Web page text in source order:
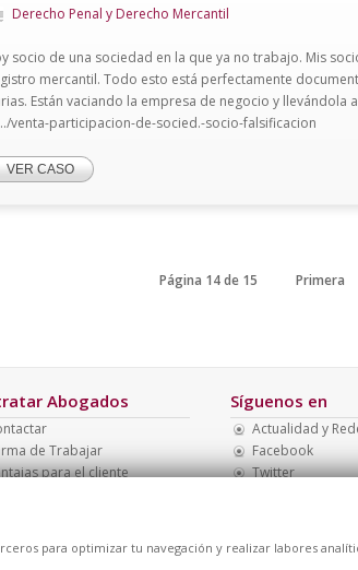
Derecho Penal y Derecho Mercantil
socio de una sociedad en la que ya no trabajo. Mis
mercantil. Todo esto está perfectamente
Están vaciando la empresa de negocio y llevándola
venta-participacion-de-socied.-socio-falsificacion
VER CASO
Página 14 de 15 Primera
Abogados
de Trabajar
para el cliente
Síguenos en
Actualidad y
Facebook
Twitter
para optimizar tu navegación y realizar labores